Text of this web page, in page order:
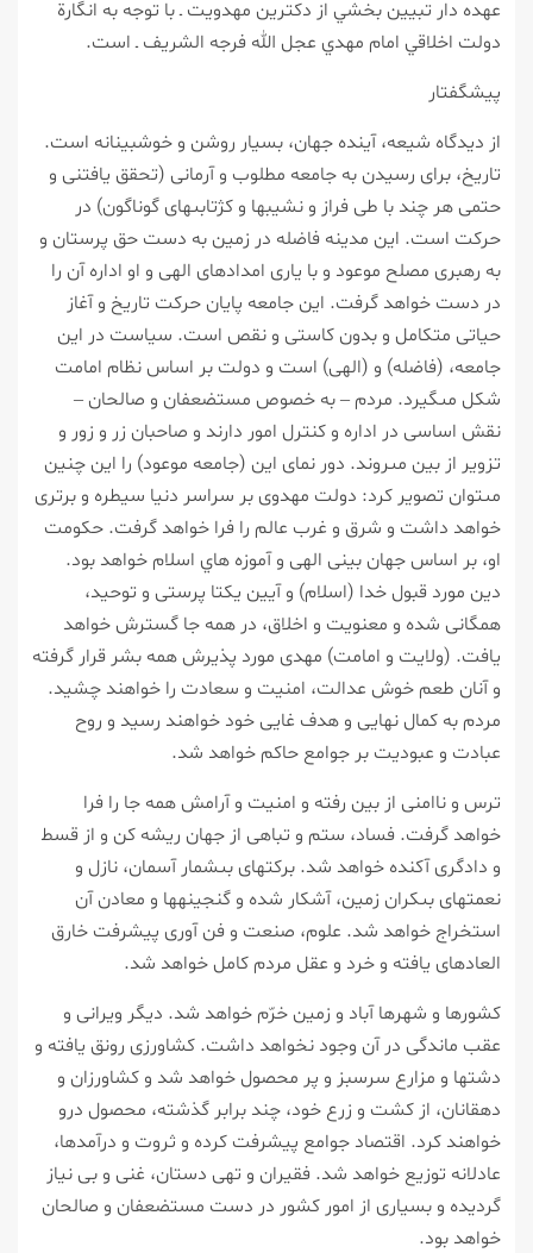
عهده دار تبيين بخشي از دكترين مهدويت ـ با توجه به انگارة
دولت اخلاقي امام مهدي عجل الله فرجه الشريف ـ است.
پيشگفتار
از ديدگاه شيعه، آينده جهان، بسيار روشن و خوشبينانه است.
تاريخ، براى رسيدن به جامعه مطلوب و آرمانى (تحقق يافتنى و
حتمى هر چند با طى فراز و نشيب‏ها و كژتابى‏هاى گوناگون) در
حركت است. اين مدينه فاضله در زمين به دست حق پرستان و
به رهبرى مصلح موعود و با يارى امدادهاى الهى و او اداره آن را
در دست خواهد گرفت. اين جامعه پايان حركت تاريخ و آغاز
حياتى متكامل و بدون كاستى و نقص است. سياست در اين
جامعه، (فاضله) و (الهى) است و دولت بر اساس نظام امامت
شكل مى‏گيرد. مردم – به خصوص مستضعفان و صالحان –
نقش اساسى در اداره و كنترل امور دارند و صاحبان زر و زور و
تزوير از بين مى‏روند. دور نماى اين (جامعه موعود) را اين چنين
مى‏توان تصوير كرد: دولت مهدوى بر سراسر دنيا سيطره و برترى
خواهد داشت و شرق و غرب عالم را فرا خواهد گرفت. حكومت
او، بر اساس جهان بينى الهى و آموزه هاي اسلام خواهد بود.
دين مورد قبول خدا (اسلام) و آيين يكتا پرستى و توحيد،
همگانى شده و معنويت و اخلاق، در همه جا گسترش خواهد
يافت. (ولايت و امامت) مهدى مورد پذيرش همه بشر قرار گرفته
و آنان طعم خوش عدالت، امنيت و سعادت را خواهند چشيد.
مردم به كمال نهايى و هدف غايى خود خواهند رسيد و روح
عبادت و عبوديت بر جوامع حاكم خواهد شد.
ترس و ناامنى از بين رفته و امنيت و آرامش همه جا را فرا
خواهد گرفت. فساد، ستم و تباهى از جهان ريشه كن و از قسط
و دادگرى آكنده خواهد شد. بركت‏هاى بى‏شمار آسمان، نازل و
نعمت‏هاى بى‏كران زمين، آشكار شده و گنجينه‏ها و معادن آن
استخراج خواهد شد. علوم، صنعت و فن آورى پيشرفت خارق
العاده‏اى يافته و خرد و عقل مردم كامل خواهد شد.
كشورها و شهرها آباد و زمين خرّم خواهد شد. ديگر ويرانى و
عقب ماندگى در آن وجود نخواهد داشت. كشاورزى رونق يافته و
دشت‏ها و مزارع سرسبز و پر محصول خواهد شد و كشاورزان و
دهقانان، از كشت و زرع خود، چند برابر گذشته، محصول درو
خواهند كرد. اقتصاد جوامع پيشرفت كرده و ثروت و درآمدها،
عادلانه توزيع خواهد شد. فقيران و تهى دستان، غنى و بى نياز
گرديده و بسيارى از امور كشور در دست مستضعفان و صالحان
خواهد بود.